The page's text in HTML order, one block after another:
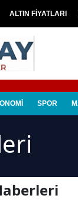
ALTIN FİYATLARI
SPOR